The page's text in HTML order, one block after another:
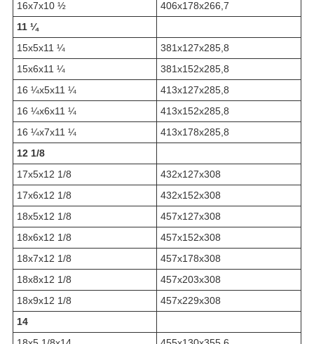
16x7x10 ½
406x178x266,7
11 ¼
15x5x11 ¼
381x127x285,8
15x6x11 ¼
381x152x285,8
16 ¼x5x11 ¼
413x127x285,8
16 ¼x6x11 ¼
413x152x285,8
16 ¼x7x11 ¼
413x178x285,8
12 1/8
17x5x12 1/8
432x127x308
17x6x12 1/8
432x152x308
18x5x12 1/8
457x127x308
18x6x12 1/8
457x152x308
18x7x12 1/8
457x178x308
18x8x12 1/8
457x203x308
18x9x12 1/8
457x229x308
14